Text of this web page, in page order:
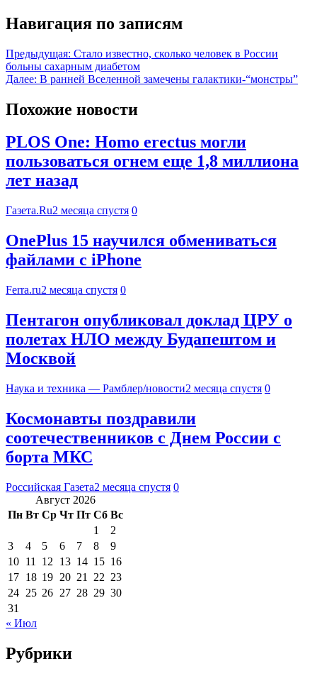
Навигация по записям
Предыдущая: Стало известно, сколько человек в России
больны сахарным диабетом
Далее: В ранней Вселенной замечены галактики-“монстры”
Похожие новости
PLOS One: Homo erectus могли
пользоваться огнем еще 1,8 миллиона
лет назад
Газета.Ru2 месяца спустя 0
OnePlus 15 научился обмениваться
файлами с iPhone
Ferra.ru2 месяца спустя 0
Пентагон опубликовал доклад ЦРУ о
полетах НЛО между Будапештом и
Москвой
Наука и техника — Рамблер/новости2 месяца спустя 0
Космонавты поздравили
соотечественников с Днем России с
борта МКС
Российская Газета2 месяца спустя 0
Август 2026
Пн Вт Ср Чт Пт Сб Вс
1
2
3
4 5 6 7 8
9
10 11 12 13 14 15 16
17 18 19 20 21 22 23
24 25 26 27 28 29 30
31
« Июл
Рубрики